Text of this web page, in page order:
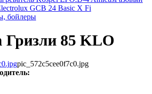
GCB 24 Basic X Fi
бойлеры
Гризли 85 KLO
pic_572c5cee0f7c0.jpg